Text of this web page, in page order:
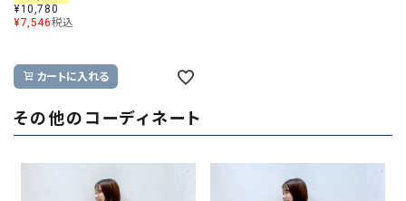
¥10,780
¥7,546税込
カートに入れる
その他のコーディネート